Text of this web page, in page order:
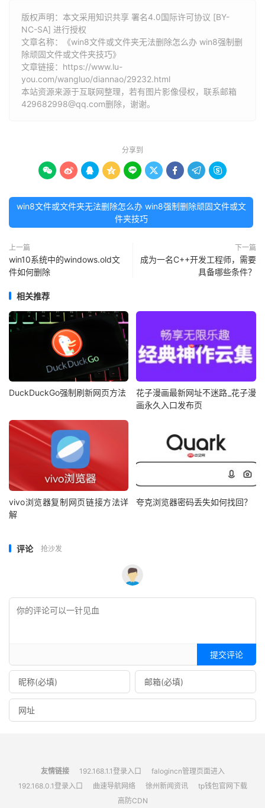
版权声明：本文采用知识共享 署名4.0国际许可协议 [BY-
NC-SA] 进行授权
文章名称：《win8文件或文件夹无法删除怎么办 win8强制删
除顽固文件或文件夹技巧》
文章链接： https://www.lu-
you.com/wangluo/diannao/29232.html
本站资源来源于互联网整理，若有图片影像侵权，联系邮箱
429682998@qq.com删除，谢谢。
分享到
        
win8文件或文件夹无法删除怎么办 win8强制删除顽固文件或文
件夹技巧
上一篇
win10系统中的windows.old文
件如何删除
下一篇
成为一名C++开发工程师，需要
具备哪些条件？
相关推荐
DuckDuckGo强制刷新网页方法
花子漫画最新网址不迷路_花子漫
画永久入口发布页
vivo浏览器复制网页链接方法详
解
夸克浏览器密码丢失如何找回？
评论 抢沙发
提交评论
友情链接 192.168.1.1登录入口
falogincn管理页面进入
192.168.0.1登录入口
曲速导航网络 徐州新闻资讯
tp钱包官网下载
高防CDN